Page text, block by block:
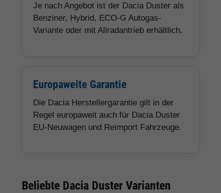
Je nach Angebot ist der Dacia Duster als
Benziner, Hybrid, ECO-G Autogas-
Variante oder mit Allradantrieb erhältlich.
Europaweite Garantie
Die Dacia Herstellergarantie gilt in der
Regel europaweit auch für Dacia Duster
EU-Neuwagen und Reimport Fahrzeuge.
Beliebte Dacia Duster Varianten